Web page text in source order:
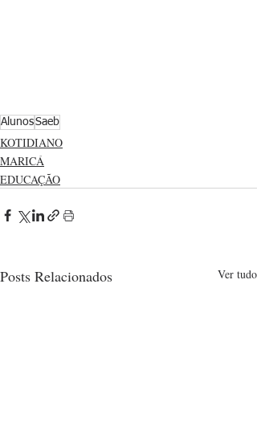
AlunosSaeb
KOTIDIANO
MARICÁ
EDUCAÇÃO
Posts Relacionados Ver tudo